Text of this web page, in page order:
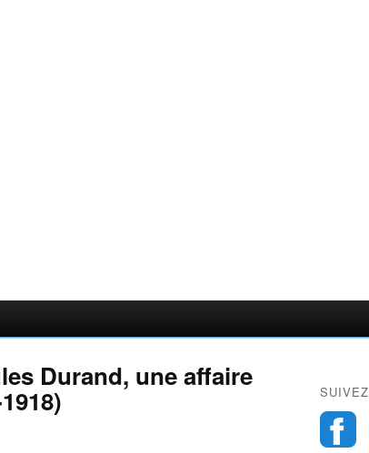
Durand, une affaire